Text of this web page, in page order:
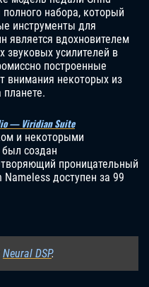
набора, который
инструменты для
является вдохновителем
звуковых усилителей в
построенные
внимания некоторых из
— Viridian Suite
и некоторыми
создан
проницательный
доступен за 99
Neural DSP.